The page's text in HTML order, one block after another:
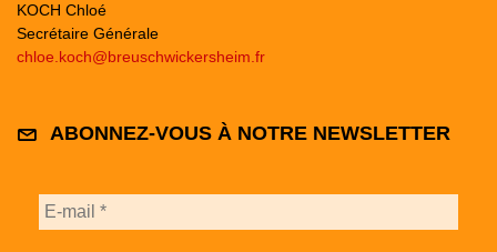
KOCH Chloé
Secrétaire Générale
chloe.koch@breuschwickersheim.fr
ABONNEZ-VOUS À NOTRE NEWSLETTER